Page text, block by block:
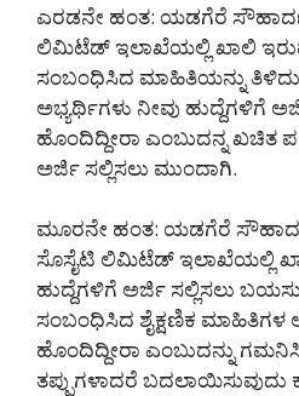
ಎರಡನೇ ಹಂತ: ಯಡಗೆರೆ
ಲಿಮಿಟೆಡ್ ಇಲಾಖೆಯಲ್ಲಿ ಖಾಲಿ
ಸಂಬಂಧಿಸಿದ ಮಾಹಿತಿಯನ್ನು
ಅಭ್ಯರ್ಥಿಗಳು ನೀವು ಹುದ್ದೆಗಳಿಗೆ
ಹೊಂದಿದ್ದೀರಾ ಎಂಬುದನ್ನ ಖಚಿತ
ಅರ್ಜಿ ಸಲ್ಲಿಸಲು ಮುಂದಾಗಿ.
ಮೂರನೇ ಹಂತ: ಯಡಗೆರೆ
ಸೊಸೈಟಿ ಲಿಮಿಟೆಡ್ ಇಲಾಖೆಯಲ್ಲಿ
ಹುದ್ದೆಗಳಿಗೆ ಅರ್ಜಿ ಸಲ್ಲಿಸಲು
ಸಂಬಂಧಿಸಿದ ಶೈಕ್ಷಣಿಕ ಮಾಹಿತಿಗಳ
ಹೊಂದಿದ್ದೀರಾ ಎಂಬುದನ್ನು
ತಪ್ಪುಗಳಾದರೆ ಬದಲಾಯಿಸುವುದು